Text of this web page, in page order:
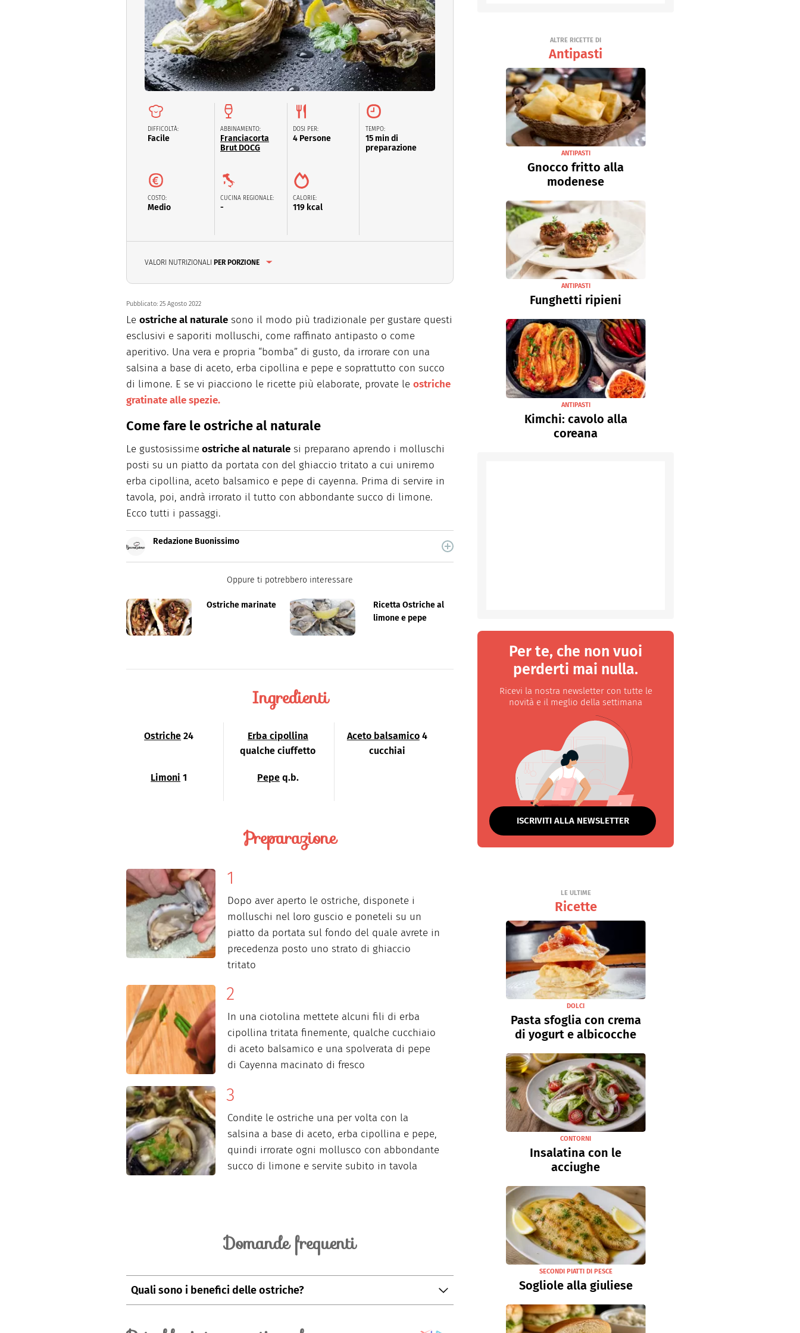
Dolci Pasqua
San Valentino
DIFFICOLTÀ:
Facile
ABBINAMENTO:
Franciacorta
Brut DOCG
COSTO:
Medio
CUCINA REGIONALE:
-
DOSI PER:
4 Persone
CALORIE:
119 kcal
TEMPO:
15 min di
preparazione
VALORI NUTRIZIONALI PER PORZIONE
Pubblicato: 25 Agosto 2022
Le ostriche al naturale sono il modo più tradizionale per gustare questi
esclusivi e saporiti molluschi, come raffinato antipasto o come
aperitivo. Una vera e propria “bomba” di gusto, da irrorare con una
salsina a base di aceto, erba cipollina e pepe e soprattutto con succo
di limone. E se vi piacciono le ricette più elaborate, provate le ostriche
gratinate alle spezie.
Come fare le ostriche al naturale
Le gustosissime ostriche al naturale si preparano aprendo i molluschi
posti su un piatto da portata con del ghiaccio tritato a cui uniremo
erba cipollina, aceto balsamico e pepe di cayenna. Prima di servire in
tavola, poi, andrà irrorato il tutto con abbondante succo di limone.
Ecco tutti i passaggi.
Redazione Buonissimo
Buonissimo è il magazine di cucina di Italiaonline nel quale trovi idee veloci,
facili e spiegate passo passo.
Oppure ti potrebbero interessare
Ostriche marinate
Ricetta Ostriche al
limone e pepe
Ingredienti
Ostriche 24
Erba cipollina
qualche ciuffetto
Aceto balsamico 4
cucchiai
Limoni 1 Pepe q.b.
Preparazione
Dopo aver aperto le ostriche, disponete i
molluschi nel loro guscio e poneteli su un
piatto da portata sul fondo del quale avrete in
precedenza posto uno strato di ghiaccio
tritato
In una ciotolina mettete alcuni fili di erba
cipollina tritata finemente, qualche cucchiaio
di aceto balsamico e una spolverata di pepe
di Cayenna macinato di fresco
Condite le ostriche una per volta con la
salsina a base di aceto, erba cipollina e pepe,
quindi irrorate ogni mollusco con abbondante
succo di limone e servite subito in tavola
Domande frequenti
Quali sono i benefici delle ostriche?
quantità di calcio e fosforo sono importanti soprattutto per lo sviluppo e la
ALTRE RICETTE DI
Antipasti
ANTIPASTI
Gnocco fritto alla
modenese
ANTIPASTI
Funghetti ripieni
ANTIPASTI
Kimchi: cavolo alla
coreana
Per te, che non vuoi
perderti mai nulla.
Ricevi la nostra newsletter con tutte le
novità e il meglio della settimana
ISCRIVITI ALLA NEWSLETTER
LE ULTIME
Ricette
DOLCI
Pasta sfoglia con crema
di yogurt e albicocche
CONTORNI
Insalatina con le
acciughe
SECONDI PIATTI DI PESCE
Sogliole alla giuliese